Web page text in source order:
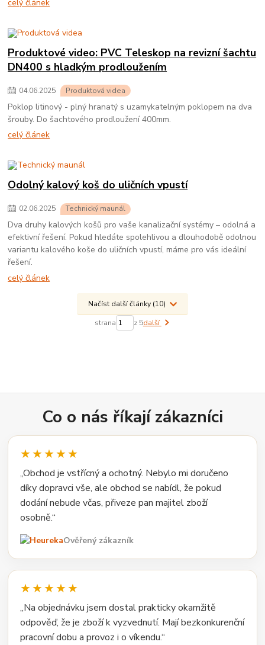
celý článek
Produktové video: PVC Teleskop na revizní šachtu
DN400 s hladkým prodloužením
04.06.2025 Produktová videa
Poklop litinový - plný hranatý s uzamykatelným poklopem na dva
šrouby. Do šachtového prodloužení 400mm.
celý článek
Odolný kalový koš do uličních vpustí
02.06.2025 Technický maunál
Dva druhy kalových košů pro vaše kanalizační systémy – odolná a
efektivní řešení. Pokud hledáte spolehlivou a dlouhodobě odolnou
variantu kalového koše do uličních vpustí, máme pro vás ideální
řešení.
celý článek
Načíst další články (10)
strana z 5další
Co o nás říkají zákazníci
★★★★★
„Obchod je vstřícný a ochotný. Nebylo mi doručeno
díky dopravci vše, ale obchod se nabídl, že pokud
dodání nebude včas, přiveze pan majitel zboží
osobně.“
Ověřený zákazník
★★★★★
„Na objednávku jsem dostal prakticky okamžitě
odpověď, že je zboží k vyzvednutí. Mají bezkonkurenční
pracovní dobu a provoz i o víkendu.“